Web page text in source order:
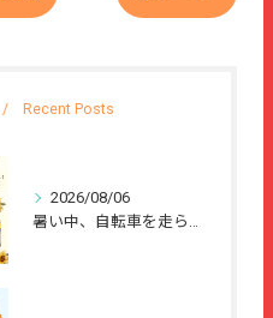
Recent Posts
2026/08/06